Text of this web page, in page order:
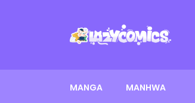
MANGA MANHWA